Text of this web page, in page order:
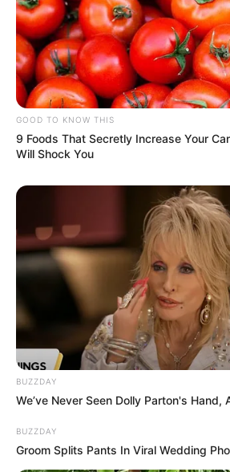
Tags Helle Lyng હેલ લિંગ
અમારી યુટ્યુબ ચેનલ ને Subscribe
Latest News
અમદાવાદમાં મેયરને જોતા
રહેલા લોકોનો બાટલો
2 weeks ago
‘વિદ્યાર્થીઓને
ગાંધીએ અમિત શાહને
GOOD TO KNOW THIS
9 Foods That Secretly Increase Your
Will Shock You
BUZZDAY
We’ve Never Seen Dolly Parton's Hand,
BUZZDAY
Groom Splits Pants In Viral Wedding